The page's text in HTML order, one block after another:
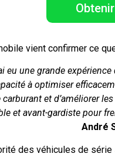
vient confirmer ce
eu une grande
à optimiser
et d’améliorer
et avant-gardiste pour
André
des véhicules de